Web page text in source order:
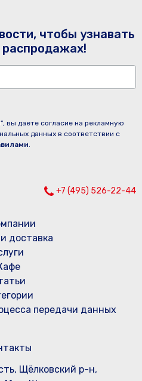
чтобы узнавать
распродажах!
вы даете согласие на рекламную
данных в соответствии с
.
+7 (495) 526-22-44
доставка
передачи данных
Щёлковский р-н,